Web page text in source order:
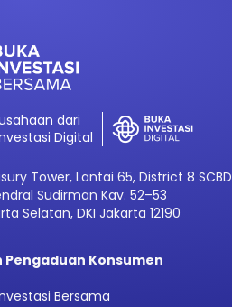
dari
Digital
Tower, Lantai 65, District 8 SCBD
Sudirman Kav. 52–53
Selatan, DKI Jakarta 12190
Pengaduan Konsumen
Bersama